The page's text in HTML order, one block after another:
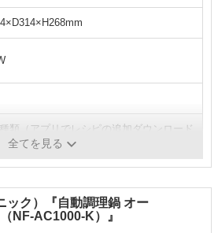
類（アプリでレシピの追加ダウンロード
全てを見る
ック）『自動調理鍋 オー
NF-AC1000-K）』